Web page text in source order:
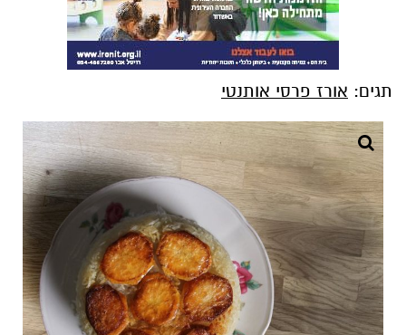
תגים: אורז פרסי אותנטי